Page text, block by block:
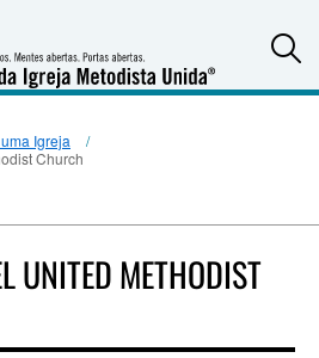
Igreja
Church
UNITED METHODIST